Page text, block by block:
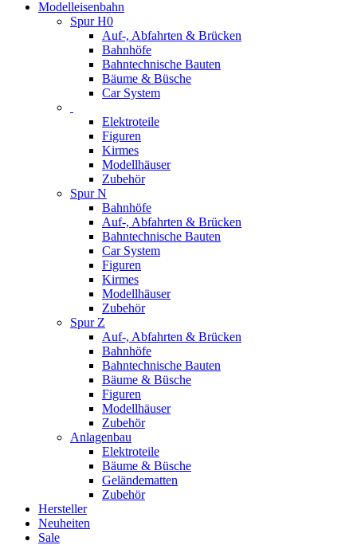
Modelleisenbahn
Spur H0
Auf-, Abfahrten & Brücken
Bahnhöfe
Bahntechnische Bauten
Bäume & Büsche
Car System
Elektroteile
Figuren
Kirmes
Modellhäuser
Zubehör
Spur N
Bahnhöfe
Auf-, Abfahrten & Brücken
Bahntechnische Bauten
Car System
Figuren
Kirmes
Modellhäuser
Zubehör
Spur Z
Auf-, Abfahrten & Brücken
Bahnhöfe
Bahntechnische Bauten
Bäume & Büsche
Figuren
Modellhäuser
Zubehör
Anlagenbau
Elektroteile
Bäume & Büsche
Geländematten
Zubehör
Hersteller
Neuheiten
Sale